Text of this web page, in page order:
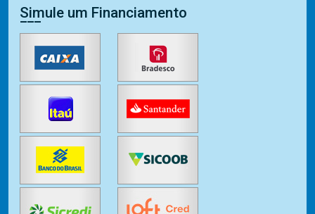
Simule um Financiamento